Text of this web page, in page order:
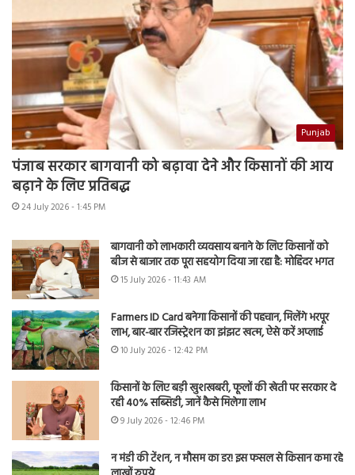
Punjab
पंजाब सरकार बागवानी को बढ़ावा देने और किसानों की आय
बढ़ाने के लिए प्रतिबद्ध
24 July 2026 - 1:45 PM
बागवानी को लाभकारी व्यवसाय बनाने के लिए किसानों को
बीज से बाजार तक पूरा सहयोग दिया जा रहा है: मोहिंदर भगत
15 July 2026 - 11:43 AM
Farmers ID Card बनेगा किसानों की पहचान, मिलेंगे भरपूर
लाभ, बार-बार रजिस्ट्रेशन का झंझट खत्म, ऐसे करें अप्लाई
10 July 2026 - 12:42 PM
किसानों के लिए बड़ी खुशखबरी, फूलों की खेती पर सरकार दे
रही 40% सब्सिडी, जानें कैसे मिलेगा लाभ
9 July 2026 - 12:46 PM
न मंडी की टेंशन, न मौसम का डर! इस फसल से किसान कमा रहे